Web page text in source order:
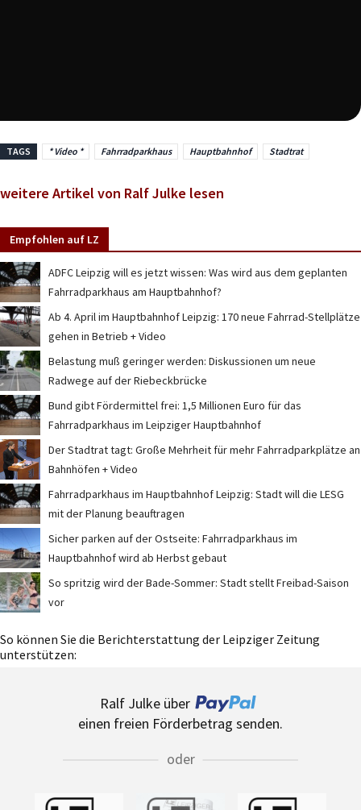
TAGS * Video * Fahrradparkhaus Hauptbahnhof Stadtrat
weitere Artikel von Ralf Julke lesen
Empfohlen auf LZ
ADFC Leipzig will es jetzt wissen: Was wird aus dem geplanten
Fahrradparkhaus am Hauptbahnhof?
Ab 4. April im Hauptbahnhof Leipzig: 170 neue Fahrrad-Stellplätze
gehen in Betrieb + Video
Belastung muß geringer werden: Diskussionen um neue
Radwege auf der Riebeckbrücke
Bund gibt Fördermittel frei: 1,5 Millionen Euro für das
Fahrradparkhaus im Leipziger Hauptbahnhof
Der Stadtrat tagt: Große Mehrheit für mehr Fahrradparkplätze an
Bahnhöfen + Video
Fahrradparkhaus im Hauptbahnhof Leipzig: Stadt will die LESG
mit der Planung beauftragen
Sicher parken auf der Ostseite: Fahrradparkhaus im
Hauptbahnhof wird ab Herbst gebaut
So spritzig wird der Bade-Sommer: Stadt stellt Freibad-Saison
vor
So können Sie die Berichterstattung der Leipziger Zeitung
unterstützen:
Ralf Julke über
einen freien Förderbetrag senden.
oder